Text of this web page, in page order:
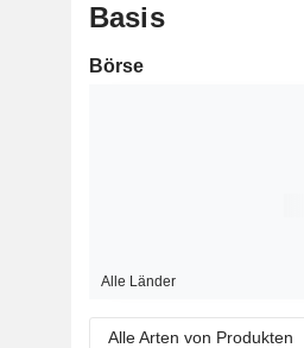
Basis
Börse
Alle Länder
Alle Arten von Produkten